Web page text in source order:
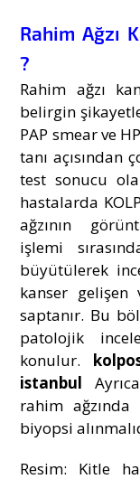
Rahim Ağzı
?
Rahim ağzı
belirgin
PAP smear ve
tanı açısından
test sonucu
hastalarda
ağzının
işlemi
büyütülerek
kanser
saptanır. Bu
patolojik
konulur.
istanbul
rahim
biyopsi
Resim: Kitle